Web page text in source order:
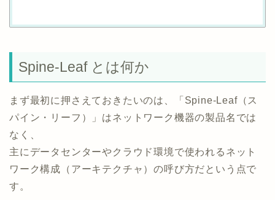
Spine-Leaf とは何か
まず最初に押さえておきたいのは、「Spine-Leaf（ス
パイン・リーフ）」はネットワーク機器の製品名では
なく、
主にデータセンターやクラウド環境で使われるネット
ワーク構成（アーキテクチャ）の呼び方だという点で
す。